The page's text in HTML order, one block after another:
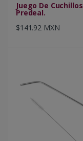
Juego De Cuchillos
Predeal.
$141.92 MXN